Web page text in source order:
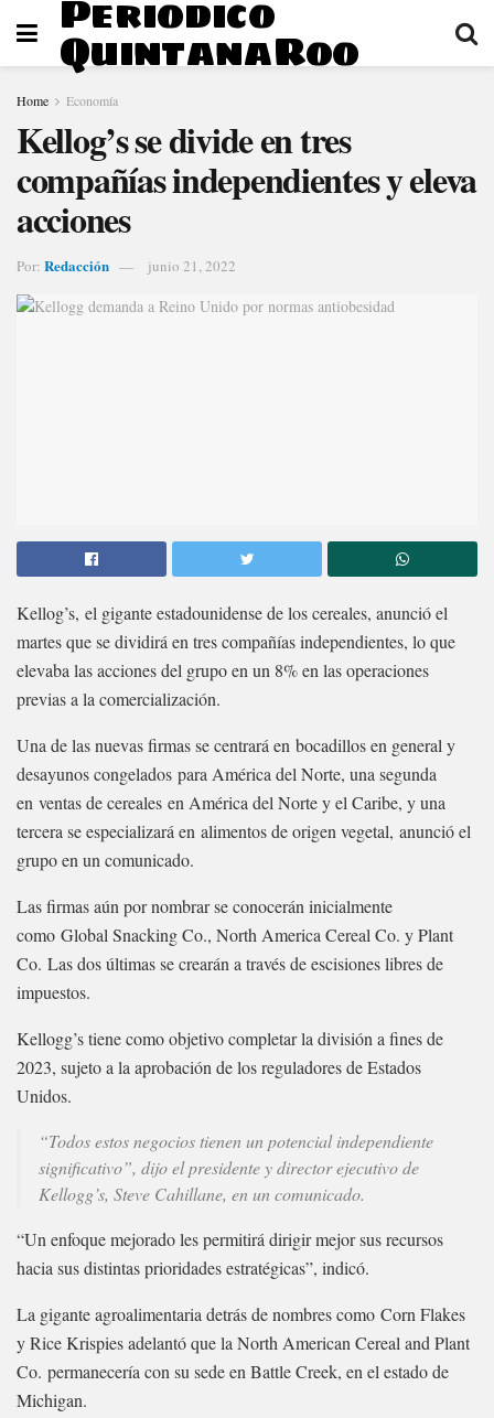
Periodico
QuintanaRoo
Home Economía
Kellog’s se divide en tres
compañías independientes y eleva
acciones
Por: Redacción junio 21, 2022
Kellog’s, el gigante estadounidense de los cereales, anunció el
martes que se dividirá en tres compañías independientes, lo que
elevaba las acciones del grupo en un 8% en las operaciones
previas a la comercialización.
Una de las nuevas firmas se centrará en bocadillos en general y
desayunos congelados para América del Norte, una segunda
en ventas de cereales en América del Norte y el Caribe, y una
tercera se especializará en alimentos de origen vegetal, anunció el
grupo en un comunicado.
Las firmas aún por nombrar se conocerán inicialmente
como Global Snacking Co., North America Cereal Co. y Plant
Co. Las dos últimas se crearán a través de escisiones libres de
impuestos.
Kellogg’s tiene como objetivo completar la división a fines de
2023, sujeto a la aprobación de los reguladores de Estados
Unidos.
“Todos estos negocios tienen un potencial independiente
significativo”, dijo el presidente y director ejecutivo de
Kellogg’s, Steve Cahillane, en un comunicado.
“Un enfoque mejorado les permitirá dirigir mejor sus recursos
hacia sus distintas prioridades estratégicas”, indicó.
La gigante agroalimentaria detrás de nombres como Corn Flakes
y Rice Krispies adelantó que la North American Cereal and Plant
Co. permanecería con su sede en Battle Creek, en el estado de
Michigan.